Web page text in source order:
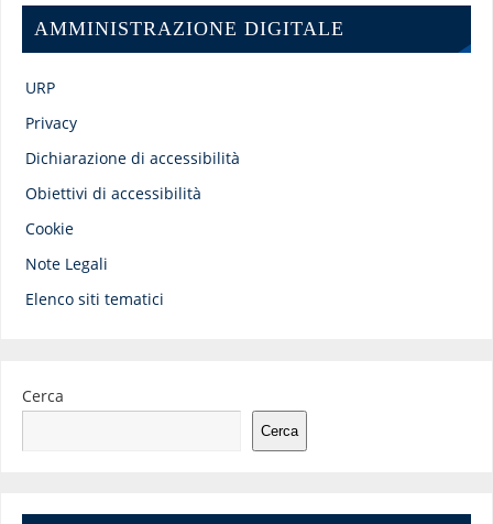
AMMINISTRAZIONE DIGITALE
URP
Privacy
Dichiarazione di accessibilità
Obiettivi di accessibilità
Cookie
Note Legali
Elenco siti tematici
Cerca
Cerca